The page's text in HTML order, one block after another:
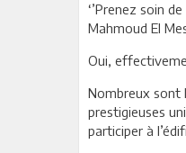
‘’Prenez soin
Mahmoud El
Oui,
Nombreux sont
prestigieuses
participer à